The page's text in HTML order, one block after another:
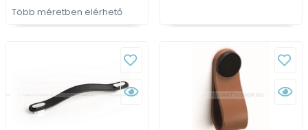
Több méretben elérhető